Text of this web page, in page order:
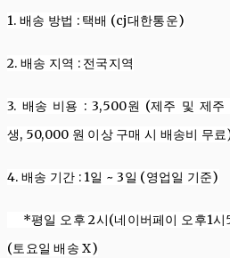
1. 배송 방법 : 택배 (cj대한통운)
2. 배송 지역 : 전국지역
3. 배송 비용 : 3,500원 (제주 및 제주
생, 50,000 원 이상 구매 시 배송비 무료
4. 배송 기간 : 1일 ~ 3일 (영업일 기준)
*평일 오후 2시(네이버페이 오후1시
(토요일 배송 X)